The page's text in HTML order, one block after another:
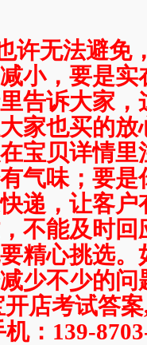
许无法避免
小，要是实
告诉大家，
家也买的放
宝贝详情里
气味；要是
递，让客
不能及时回
精心挑选。
少不少的
店考试答
：139-